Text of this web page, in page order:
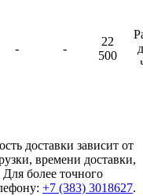
- -
22
500
доставки зависит от
времени доставки,
более точного
+7 (383) 3018627.